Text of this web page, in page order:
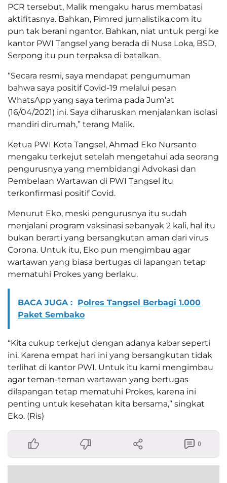
PCR tersebut, Malik mengaku harus membatasi
aktifitasnya. Bahkan, Pimred jurnalistika.com itu
pun tak berani ngantor. Bahkan, niat untuk pergi ke
kantor PWI Tangsel yang berada di Nusa Loka, BSD,
Serpong itu pun terpaksa di batalkan.
“Secara resmi, saya mendapat pengumuman
bahwa saya positif Covid-19 melalui pesan
WhatsApp yang saya terima pada Jum’at
(16/04/2021) ini. Saya diharuskan menjalankan isolasi
mandiri dirumah,” terang Malik.
Ketua PWI Kota Tangsel, Ahmad Eko Nursanto
mengaku terkejut setelah mengetahui ada seorang
pengurusnya yang membidangi Advokasi dan
Pembelaan Wartawan di PWI Tangsel itu
terkonfirmasi positif Covid.
Menurut Eko, meski pengurusnya itu sudah
menjalani program vaksinasi sebanyak 2 kali, hal itu
bukan berarti yang bersangkutan aman dari virus
Corona. Untuk itu, Eko pun mengimbau agar
wartawan yang biasa bertugas di lapangan tetap
mematuhi Prokes yang berlaku.
BACA JUGA : Polres Tangsel Berbagi 1.000
Paket Sembako
“Kita cukup terkejut dengan adanya kabar seperti
ini. Karena empat hari ini yang bersangkutan tidak
terlihat di kantor PWI. Untuk itu kami mengimbau
agar teman-teman wartawan yang bertugas
dilapangan tetap mematuhi Prokes, karena ini
penting untuk kesehatan kita bersama,” singkat
Eko. (Ris)
0